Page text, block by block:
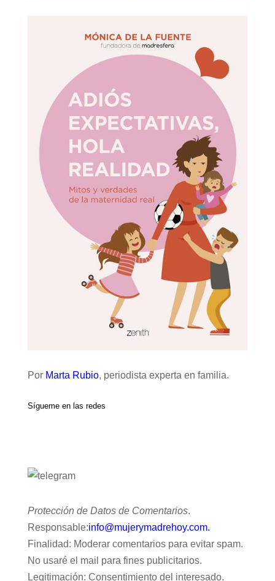
Por Marta Rubio, periodista experta en familia.
Sígueme en las redes
Protección de Datos de Comentarios.
Responsable:info@mujerymadrehoy.com.
Finalidad: Moderar comentarios para evitar spam.
No usaré el mail para fines publicitarios.
Legitimación: Consentimiento del interesado.